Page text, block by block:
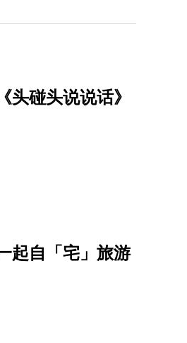
头碰头说说话》
起自「宅」旅游